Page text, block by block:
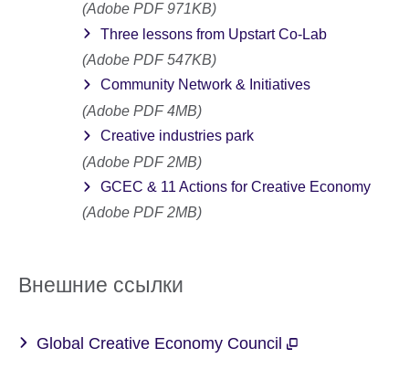
(Adobe PDF 971KB)
Three lessons from Upstart Co-Lab
(Adobe PDF 547KB)
Community Network & Initiatives
(Adobe PDF 4MB)
Creative industries park
(Adobe PDF 2MB)
GCEC & 11 Actions for Creative Economy
(Adobe PDF 2MB)
Внешние ссылки
Global Creative Economy Council